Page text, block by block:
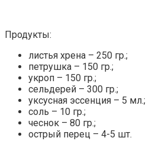
Продукты:
листья хрена – 250 гр.;
петрушка – 150 гр.;
укроп – 150 гр.;
сельдерей – 300 гр.;
уксусная эссенция – 5 мл.;
соль – 10 гр.;
чеснок – 80 гр.;
острый перец – 4-5 шт.